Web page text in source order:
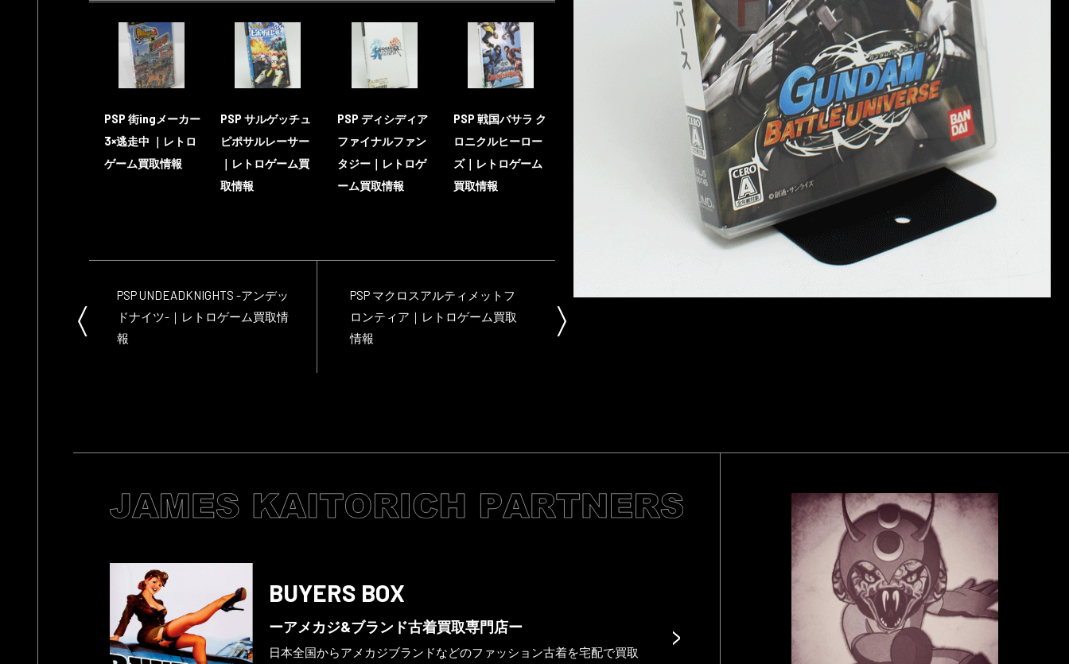
PSP 街ingメーカー
3×逃走中 ｜レトロ
ゲーム買取情報
PSP サルゲッチュ
ピポサルレーサー
｜レトロゲーム買
取情報
PSP ディシディア
ファイナルファン
タジー｜レトロゲ
ーム買取情報
PSP 戦国バサラ ク
ロニクルヒーロー
ズ｜レトロゲーム
買取情報
PSP UNDEADKNIGHTS -アンデッ
ドナイツ-｜レトロゲーム買取情
報
PSP マクロスアルティメットフ
ロンティア｜レトロゲーム買取
情報
>
BUYERS BOX
ーアメカジ&ブランド古着買取専門店ー
日本全国からアメカジブランドなどのファッション古着を宅配で買取